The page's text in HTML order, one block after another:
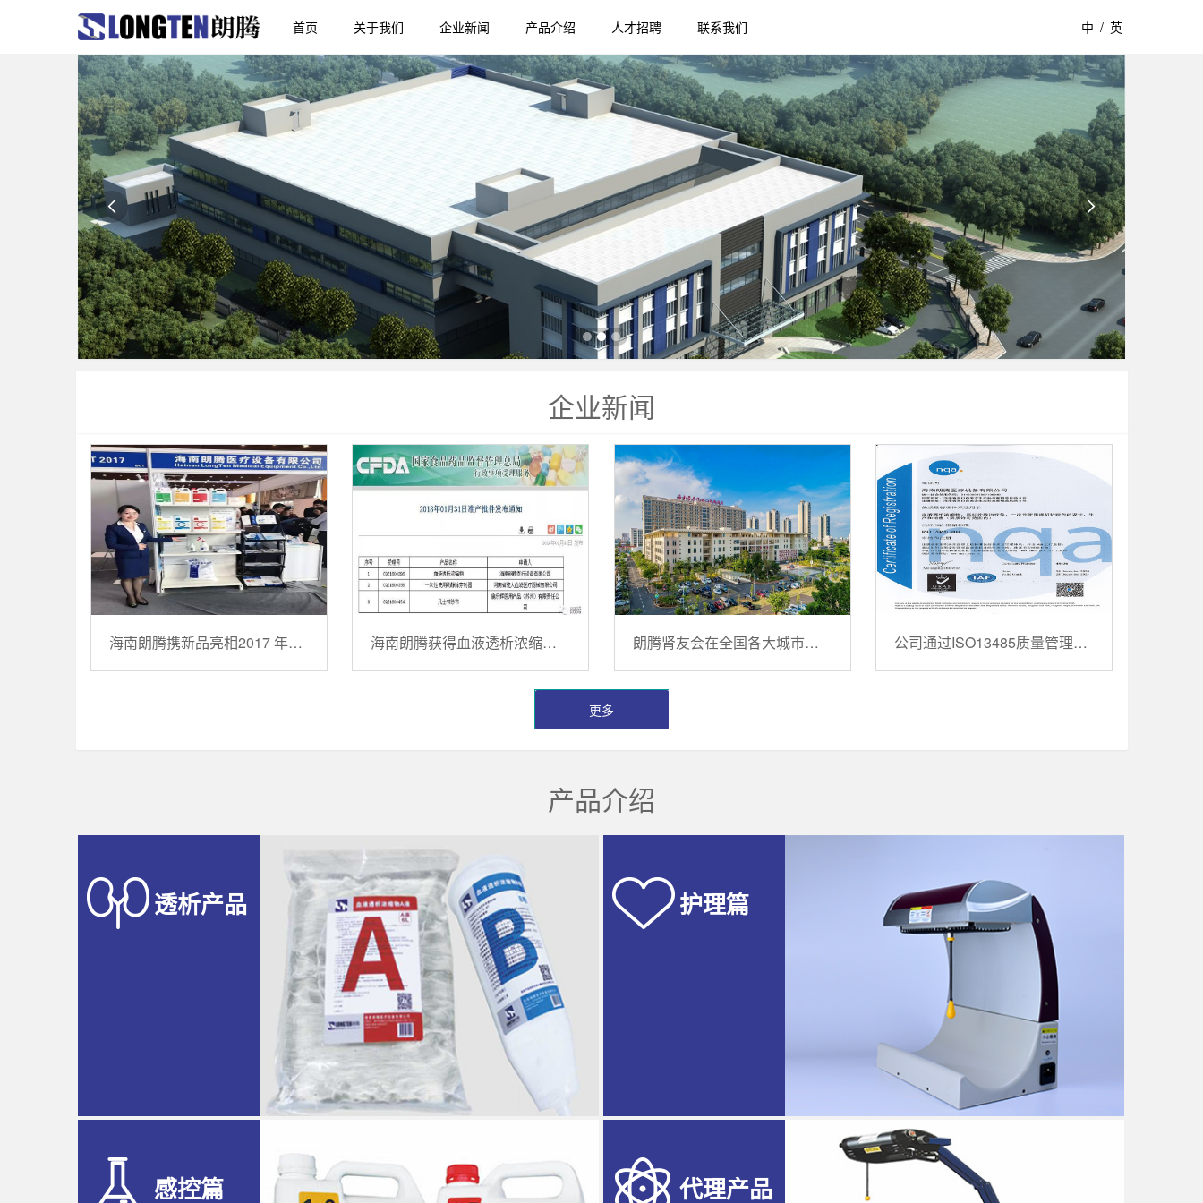
首页 关于我们 企业新闻 产品介绍 人才招聘 联系我们 中 / 英
 
企业新闻
海南朗腾携新品亮相2017 年血液净化论坛 海南朗腾获得血液透析浓缩物注册批件 朗腾肾友会在全国各大城市与大家见面，并首次尝试线上直播 公司通过ISO13485质量管理体系认证并取得证书
更多
产品介绍
透析产品 护理篇
感控篇 代理产品